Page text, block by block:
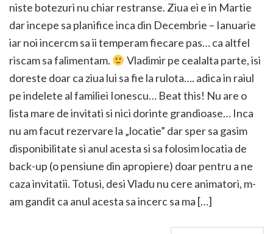
niste botezuri nu chiar restranse. Ziua ei e in Martie
dar incepe sa planifice inca din Decembrie – Ianuarie
iar noi incercm sa ii temperam fiecare pas… ca altfel
riscam sa falimentam.
Vladimir pe cealalta parte, isi
doreste doar ca ziua lui sa fie la rulota…. adica in raiul
pe indelete al familiei Ionescu… Beat this! Nu are o
lista mare de invitati si nici dorinte grandioase… Inca
nu am facut rezervare la „locatie” dar sper sa gasim
disponibilitate si anul acesta si sa folosim locatia de
back-up (o pensiune din apropiere) doar pentru a ne
caza invitatii. Totusi, desi Vladu nu cere animatori, m-
am gandit ca anul acesta sa incerc sa ma […]